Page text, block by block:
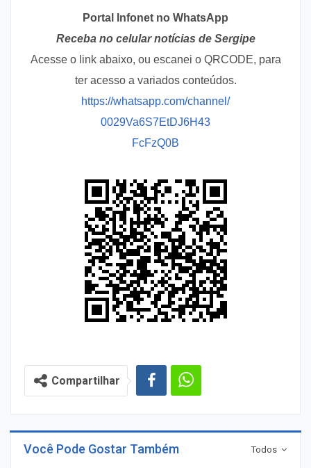
Portal Infonet no WhatsApp
Receba no celular notícias de Sergipe
Acesse o link abaixo, ou escanei o QRCODE, para
ter acesso a variados conteúdos.
https://whatsapp.com/channel/
0029Va6S7EtDJ6H43
FcFzQ0B
Compartilhar
Todos
Você Pode Gostar Também